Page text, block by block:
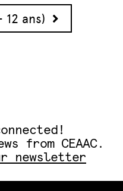
ans)
from CEAAC.
newsletter